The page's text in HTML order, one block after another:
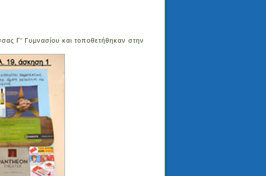
Γ' Γυμνασίου και τοποθετήθηκαν στην